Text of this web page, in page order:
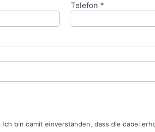
Telefon *
bin damit einverstanden, dass die dabei